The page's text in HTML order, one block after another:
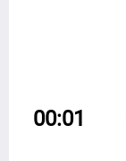
00:01